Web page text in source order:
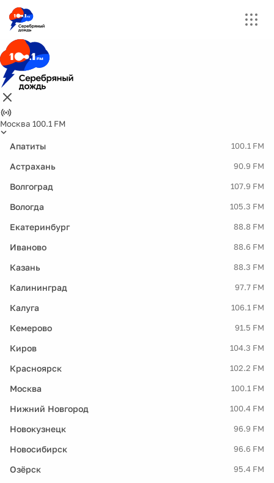
Москва 100.1 FM
Апатиты 100.1 FM
Астрахань 90.9 FM
Волгоград 107.9 FM
Вологда 105.3 FM
Екатеринбург 88.8 FM
Иваново 88.6 FM
Казань 88.3 FM
Калининград 97.7 FM
Калуга 106.1 FM
Кемерово 91.5 FM
Киров 104.3 FM
Красноярск 102.2 FM
Москва 100.1 FM
Нижний Новгород 100.4 FM
Новокузнецк 96.9 FM
Новосибирск 96.6 FM
Озёрск 95.4 FM